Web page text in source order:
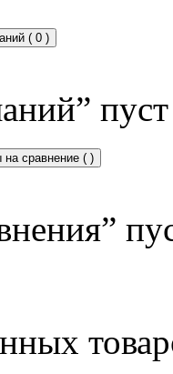
( 0 )
пуст
на сравнение ( )